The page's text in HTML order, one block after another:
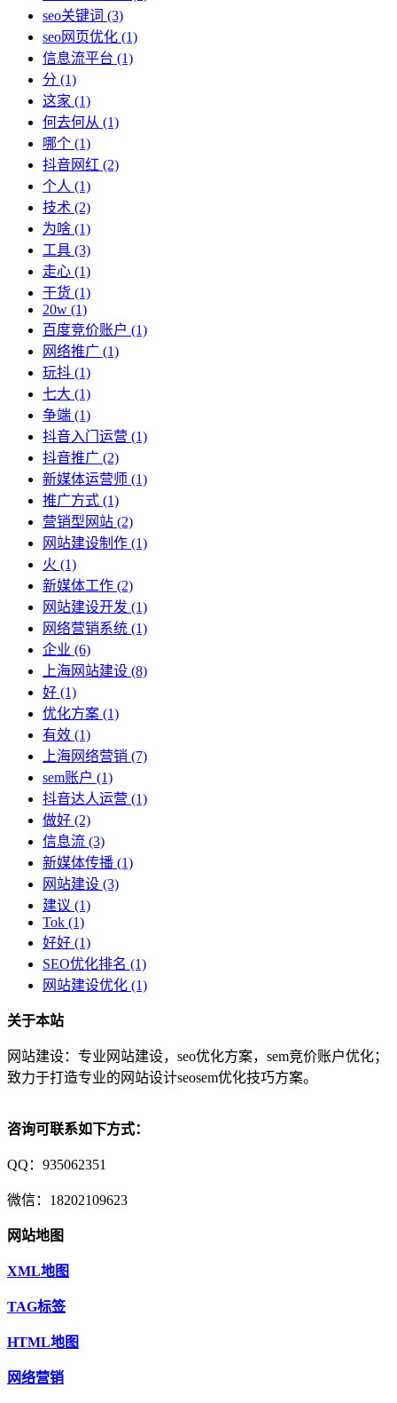
seo关键词 (3)
seo网页优化 (1)
信息流平台 (1)
分 (1)
这家 (1)
何去何从 (1)
哪个 (1)
抖音网红 (2)
个人 (1)
技术 (2)
为啥 (1)
工具 (3)
走心 (1)
干货 (1)
20w (1)
百度竞价账户 (1)
网络推广 (1)
玩抖 (1)
七大 (1)
争端 (1)
抖音入门运营 (1)
抖音推广 (2)
新媒体运营师 (1)
推广方式 (1)
营销型网站 (2)
网站建设制作 (1)
火 (1)
新媒体工作 (2)
网站建设开发 (1)
网络营销系统 (1)
企业 (6)
上海网站建设 (8)
好 (1)
优化方案 (1)
有效 (1)
上海网络营销 (7)
sem账户 (1)
抖音达人运营 (1)
做好 (2)
信息流 (3)
新媒体传播 (1)
网站建设 (3)
建议 (1)
Tok (1)
好好 (1)
SEO优化排名 (1)
网站建设优化 (1)
关于本站
网站建设：专业网站建设，seo优化方案，sem竞价账户优化；
致力于打造专业的网站设计seosem优化技巧方案。
咨询可联系如下方式：
QQ：935062351
微信：18202109623
网站地图
XML地图
TAG标签
HTML地图
网络营销